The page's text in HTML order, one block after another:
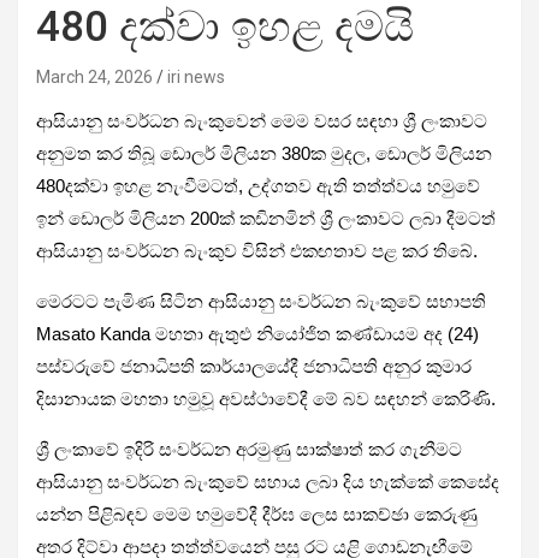
480 දක්වා ඉහළ දමයි
March 24, 2026 iri news
ආසියානු සංවර්ධන බැංකුවෙන් මෙම වසර සඳහා ශ්‍රී ලංකාවට
අනුමත කර තිබූ ඩොලර් මිලියන 380ක මුදල, ඩොලර් මිලියන
480දක්වා ඉහළ නැංවීමටත්, උද්ගතව ඇති තත්ත්වය හමුවේ
ඉන් ඩොලර් මිලියන 200ක් කඩිනමින් ශ්‍රී ලංකාවට ලබා දීමටත්
ආසියානු සංවර්ධන බැංකුව විසින් එකඟතාව පළ කර තිබේ.
මෙරටට පැමිණ සිටින ආසියානු සංවර්ධන බැංකුවේ සභාපති
Masato Kanda මහතා ඇතුළු නියෝජිත කණ්ඩායම අද (24)
පස්වරුවේ ජනාධිපති කාර්යාලයේදී ජනාධිපති අනුර කුමාර
දිසානායක මහතා හමුවූ අවස්ථාවේදී මේ බව සඳහන් කෙරිණි.
ශ්‍රී ලංකාවේ ඉදිරි සංවර්ධන අරමුණු සාක්ෂාත් කර ගැනීමට
ආසියානු සංවර්ධන බැංකුවේ සහාය ලබා දිය හැක්කේ කෙසේද
යන්න පිළිබඳව මෙම හමුවේදී දීර්ඝ ලෙස සාකච්ඡා කෙරුණු
අතර දිට්වා ආපදා තත්ත්වයෙන් පසු රට යළි ගොඩනැඟීමේ